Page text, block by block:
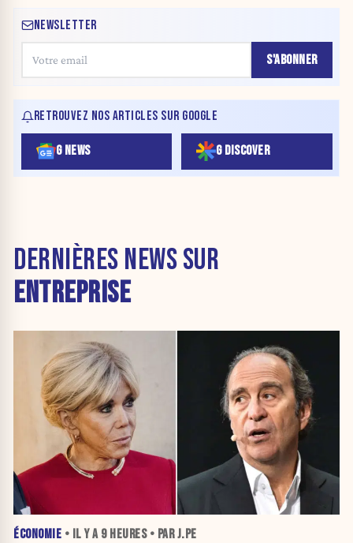
NEWSLETTER
S'ABONNER
RETROUVEZ NOS ARTICLES SUR GOOGLE
G NEWS G DISCOVER
DERNIÈRES NEWS SUR
ENTREPRISE
ÉCONOMIE • IL Y A 9 HEURES• PAR J.PE